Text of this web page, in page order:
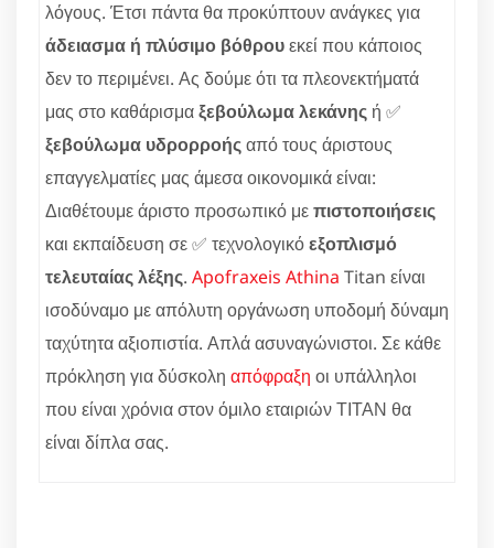
λόγους. Έτσι πάντα θα προκύπτουν ανάγκες για
άδειασμα ή πλύσιμο βόθρουεκεί που κάποιος
δεν το περιμένει. Ας δούμε ότι τα πλεονεκτήματά
μας στο καθάρισμαξεβούλωμα λεκάνης ή ✅
ξεβούλωμα υδρορροήςαπό τους άριστους
επαγγελματίες μας άμεσα οικονομικά είναι:
Διαθέτουμε άριστο προσωπικό μεπιστοποιήσεις
και εκπαίδευση σε ✅ τεχνολογικόεξοπλισμό
τελευταίας λέξης. Apofraxeis Athina Titan είναι
ισοδύναμο με απόλυτη οργάνωση υποδομή δύναμη
ταχύτητα αξιοπιστία. Απλά ασυναγώνιστοι. Σε κάθε
πρόκληση για δύσκολη απόφραξη οι υπάλληλοι
που είναι χρόνια στον όμιλο εταιριών ΤΙΤΑΝ θα
είναι δίπλα σας.